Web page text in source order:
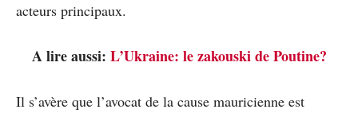
acteurs principaux.
A lire aussi: L’Ukraine: le zakouski de Poutine?
Il s’avère que l’avocat de la cause mauricienne est